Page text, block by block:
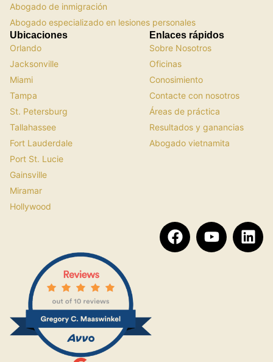
Abogado de inmigración
Abogado especializado en lesiones personales
Ubicaciones
Orlando
Jacksonville
Miami
Tampa
St. Petersburg
Tallahassee
Fort Lauderdale
Port St. Lucie
Gainsville
Miramar
Hollywood
Enlaces rápidos
Sobre Nosotros
Oficinas
Conosimiento
Contacte con nosotros
Áreas de práctica
Resultados y ganancias
Abogado vietnamita